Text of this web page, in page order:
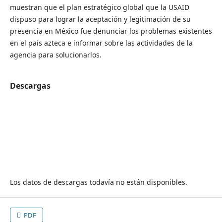
muestran que el plan estratégico global que la USAID
dispuso para lograr la aceptación y legitimación de su
presencia en México fue denunciar los problemas existentes
en el país azteca e informar sobre las actividades de la
agencia para solucionarlos.
Descargas
Los datos de descargas todavía no están disponibles.
PDF